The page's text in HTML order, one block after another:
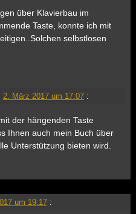
über Klavierbau im
Taste, konnte ich mit
selbstlosen
2. März 2017 um 17:07 :
der hängenden Taste
Ihnen auch mein Buch über
Unterstützung bieten wird.
um 19:17 :